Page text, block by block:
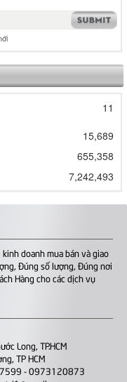
11
15,689
655,358
7,242,493
doanh mua bán và giao
Đúng số lượng, Đúng nơi
Hàng cho các dịch vụ
Long, TP.HCM
TP HCM
- 0973120873